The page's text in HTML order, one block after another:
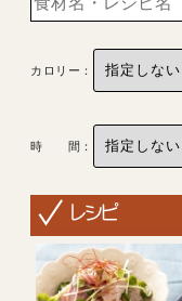
カロリー：
時 間：